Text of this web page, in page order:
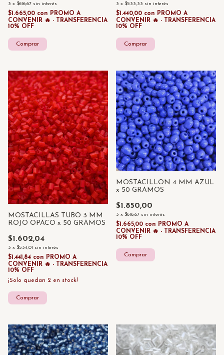
3 x $616,67 sin interés
$1.665,00 con PROMO A
CONVENIR 🔥 - TRANSFERENCIA
10% OFF
3 x $533,33 sin interés
$1.440,00 con PROMO A
CONVENIR 🔥 - TRANSFERENCIA
10% OFF
MOSTACILLAS TUBO 3 MM
ROJO OPACO x 50 GRAMOS
$1.602,04
3 x $534,01 sin interés
$1.441,84 con PROMO A
CONVENIR 🔥 - TRANSFERENCIA
10% OFF
¡Solo quedan 2 en stock!
MOSTACILLON 4 MM AZUL
x 50 GRAMOS
$1.850,00
3 x $616,67 sin interés
$1.665,00 con PROMO A
CONVENIR 🔥 - TRANSFERENCIA
10% OFF